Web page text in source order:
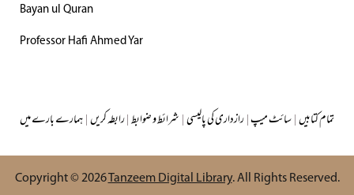
Bayan ul Quran
Professor Hafi Ahmed Yar
ہمارے بارے میں|رابطہ کریں|شرائط و ضوابط|رازداری کی پالیسی|سائٹ میپ|تمام کتابیں
Copyright © 2026Tanzeem Digital Library. All Rights Reserved.